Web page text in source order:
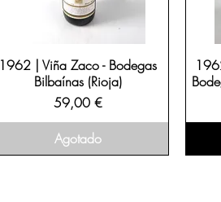
1962 | Viña Zaco - Bodegas
Bilbaínas (Rioja)
Precio
59,00 €
Agotado